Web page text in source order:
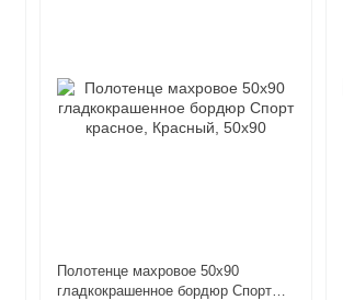
Полотенце махровое 50х90
гладкокрашенное бордюр Спорт